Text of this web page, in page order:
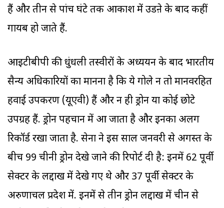
हैं और तीन से पांच घंटे तक आकाश में उडऩे के बाद कहीं
गायब हो जाते हैं.
आइटीबीपी की धुंधली तस्वीरों के अध्ययन के बाद भारतीय
सैन्य अधिकारियों का मानना है कि ये गोले न तो मानवरहित
हवाई उपकरण (यूएवी) हैं और न ही ड्रोन या कोई छोटे
उपग्रह हैं. ड्रोन पहचान में आ जाता है और इनका अलग
रिकॉर्ड रखा जाता है. सेना ने इस साल जनवरी से अगस्त के
बीच 99 चीनी ड्रोन देखे जाने की रिपोर्ट दी है: इनमें 62 पूर्वी
सेक्टर के लद्दाख में देखे गए थे और 37 पूर्वी सेक्टर के
अरुणाचल प्रदेश में. इनमें से तीन ड्रोन लद्दाख में चीन से